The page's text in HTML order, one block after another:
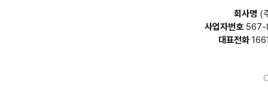
회사명 (
사업자번호567-
대표전화